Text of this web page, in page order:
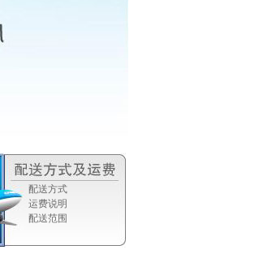
配送方式
运费说明
配送范围